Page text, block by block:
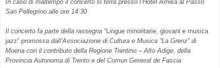
In caso di maltempo il concerto si terrà presso l’Hotel Arnika al Passo
San Pellegrino alle ore 14:30
Il concerto fa parte della rassegna “Lingue minoritarie, giovani e musica
jazz” promossa dall’Associazione di Cultura e Musica “La Grenz” di
Moena con il contributo della Regione Trentino – Alto Adige, della
Provincia Autonoma di Trento e del Comun General de Fascia